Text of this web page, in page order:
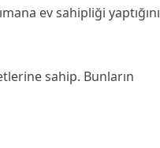
ev sahipliği yaptığını
sahip. Bunların